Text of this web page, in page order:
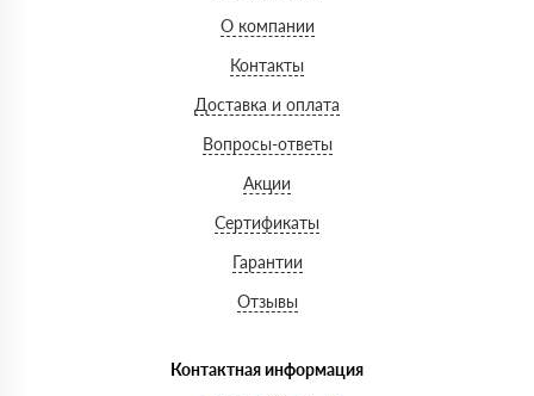
О компании
Контакты
Доставка и оплата
Вопросы-ответы
Акции
Сертификаты
Гарантии
Отзывы
Контактная информация